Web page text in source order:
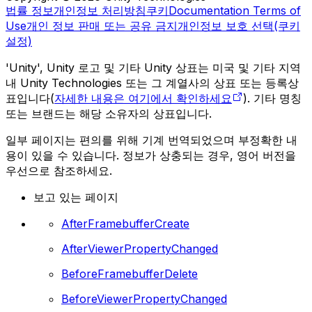
법률 정보개인정보 처리방침쿠키Documentation Terms of
Use개인 정보 판매 또는 공유 금지개인정보 보호 선택(쿠키
설정)
'Unity', Unity 로고 및 기타 Unity 상표는 미국 및 기타 지역
내 Unity Technologies 또는 그 계열사의 상표 또는 등록상
표입니다(자세한 내용은 여기에서 확인하세요
). 기타 명칭
또는 브랜드는 해당 소유자의 상표입니다.
일부 페이지는 편의를 위해 기계 번역되었으며 부정확한 내
용이 있을 수 있습니다. 정보가 상충되는 경우, 영어 버전을
우선으로 참조하세요.
보고 있는 페이지
AfterFramebufferCreate
AfterViewerPropertyChanged
BeforeFramebufferDelete
BeforeViewerPropertyChanged